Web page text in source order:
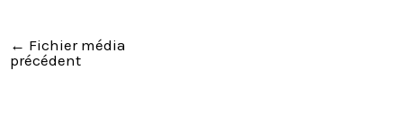
← Fichier média
précédent